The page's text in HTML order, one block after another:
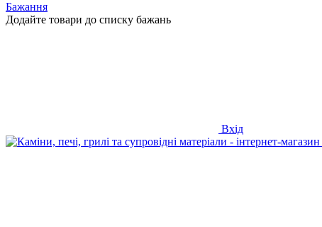
Бажання
Додайте товари до списку бажань
Вхід